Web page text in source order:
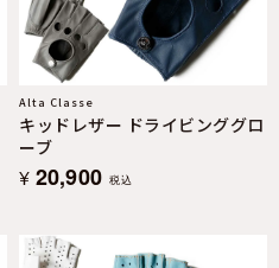
Alta Classe
キッドレザー ドライビンググロ
ーブ
¥ 20,900 税込